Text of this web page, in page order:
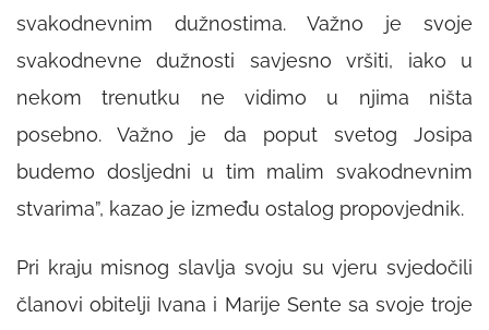
svakodnevnim dužnostima. Važno je svoje
svakodnevne dužnosti savjesno vršiti, iako u
nekom trenutku ne vidimo u njima ništa
posebno. Važno je da poput svetog Josipa
budemo dosljedni u tim malim svakodnevnim
stvarima”, kazao je između ostalog propovjednik.
Pri kraju misnog slavlja svoju su vjeru svjedočili
članovi obitelji Ivana i Marije Sente sa svoje troje